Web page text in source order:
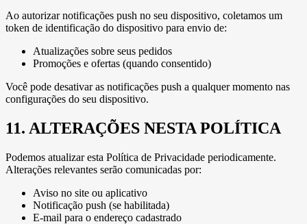
Ao autorizar notificações push no seu dispositivo, coletamos um
token de identificação do dispositivo para envio de:
Atualizações sobre seus pedidos
Promoções e ofertas (quando consentido)
Você pode desativar as notificações push a qualquer momento nas
configurações do seu dispositivo.
11. ALTERAÇÕES NESTA POLÍTICA
Podemos atualizar esta Política de Privacidade periodicamente.
Alterações relevantes serão comunicadas por:
Aviso no site ou aplicativo
Notificação push (se habilitada)
E-mail para o endereço cadastrado